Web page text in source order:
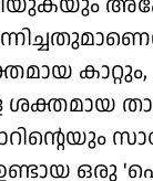
ഒരു